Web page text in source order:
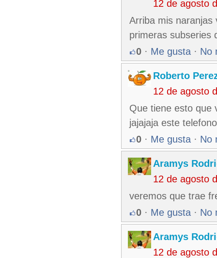
12 de agosto
Arriba mis naranjas
primeras subseries
0 · Me gusta · No
Roberto
12 de agosto
Que tiene esto que
jajajaja este
0 · Me gusta · No
Aramys
12 de agosto
veremos que trae
0 · Me gusta · No
Aramys
12 de agosto